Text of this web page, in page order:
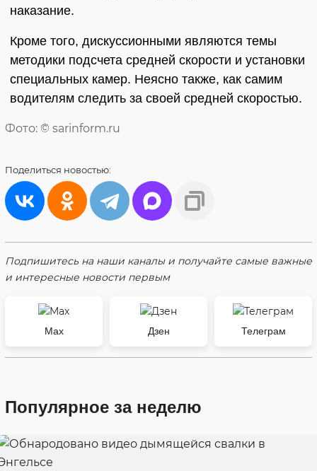
наказание.
Кроме того, дискуссионными являются темы
методики подсчета средней скорости и установки
специальных камер. Неясно также, как самим
водителям следить за своей средней скоростью.
Фото: © sarinform.ru
Поделиться новостью:
Подпишитесь на наши каналы и получайте самые важные
и интересные новости первым
Max Дзен Телеграм
Популярное за неделю